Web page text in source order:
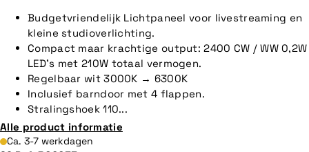
Budgetvriendelijk Lichtpaneel voor livestreaming en
kleine studioverlichting.
Compact maar krachtige output: 2400 CW / WW 0,2W
LED's met 210W totaal vermogen.
Regelbaar wit 3000K → 6300K
Inclusief barndoor met 4 flappen.
Stralingshoek 110...
Alle product informatie
Ca. 3-7 werkdagen